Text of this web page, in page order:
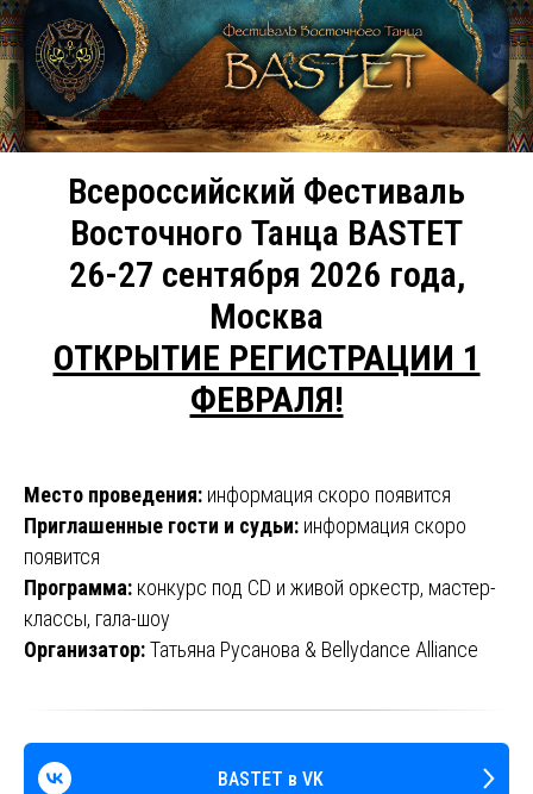
Всероссийский Фестиваль
Восточного Танца BASTET
26-27 сентября 2026 года,
Москва
ОТКРЫТИЕ РЕГИСТРАЦИИ 1
ФЕВРАЛЯ!
Место проведения: информация скоро появится
Приглашенные гости и судьи: информация скоро
появится
Программа: конкурс под CD и живой оркестр, мастер-
классы, гала-шоу
Организатор:Татьяна Русанова & Bellydance Alliance
BASTET в VK